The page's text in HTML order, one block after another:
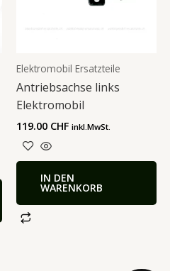
Elektromobil Ersatzteile
Antriebsachse links
Elektromobil
119.00 CHF inkl.MwSt.
IN DEN
WARENKORB